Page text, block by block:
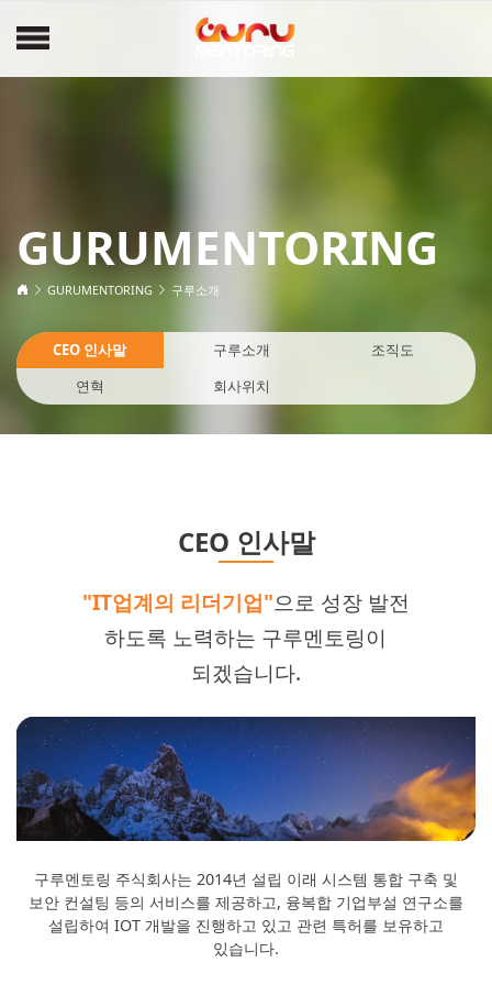
GURUMENTORING
GURUMENTORING 구루소개
CEO 인사말 구루소개
조직도
연혁
회사위치
CEO 인사말
"IT업계의 리더기업"으로 성장 발전
하도록 노력하는 구루멘토링이
되겠습니다.
구루멘토링 주식회사는 2014년 설립 이래 시스템 통합 구축 및
보안 컨설팅 등의 서비스를 제공하고, 융복합 기업부설 연구소를
설립하여 IOT 개발을 진행하고 있고 관련 특허를 보유하고
있습니다.